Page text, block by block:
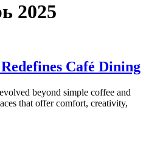
2025
Café Dining
beyond simple coffee and
that offer comfort, creativity,